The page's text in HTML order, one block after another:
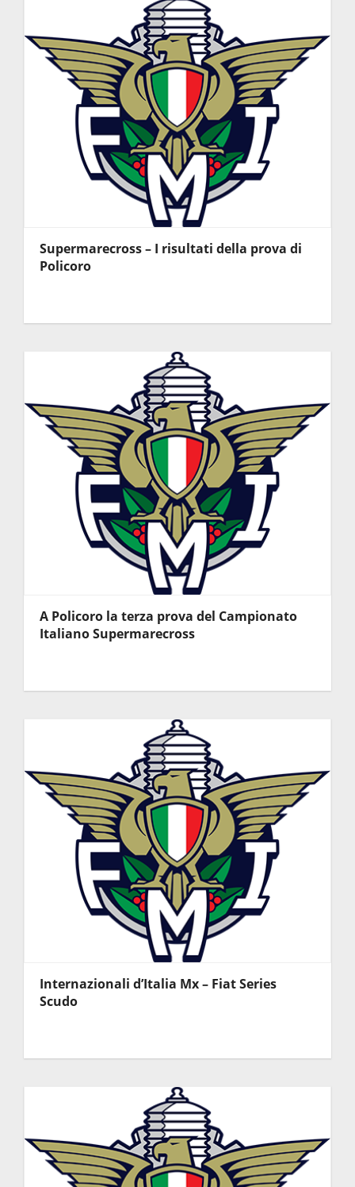
Supermarecross – I risultati della prova di
Policoro
A Policoro la terza prova del Campionato
Italiano Supermarecross
Internazionali d’Italia Mx – Fiat Series
Scudo